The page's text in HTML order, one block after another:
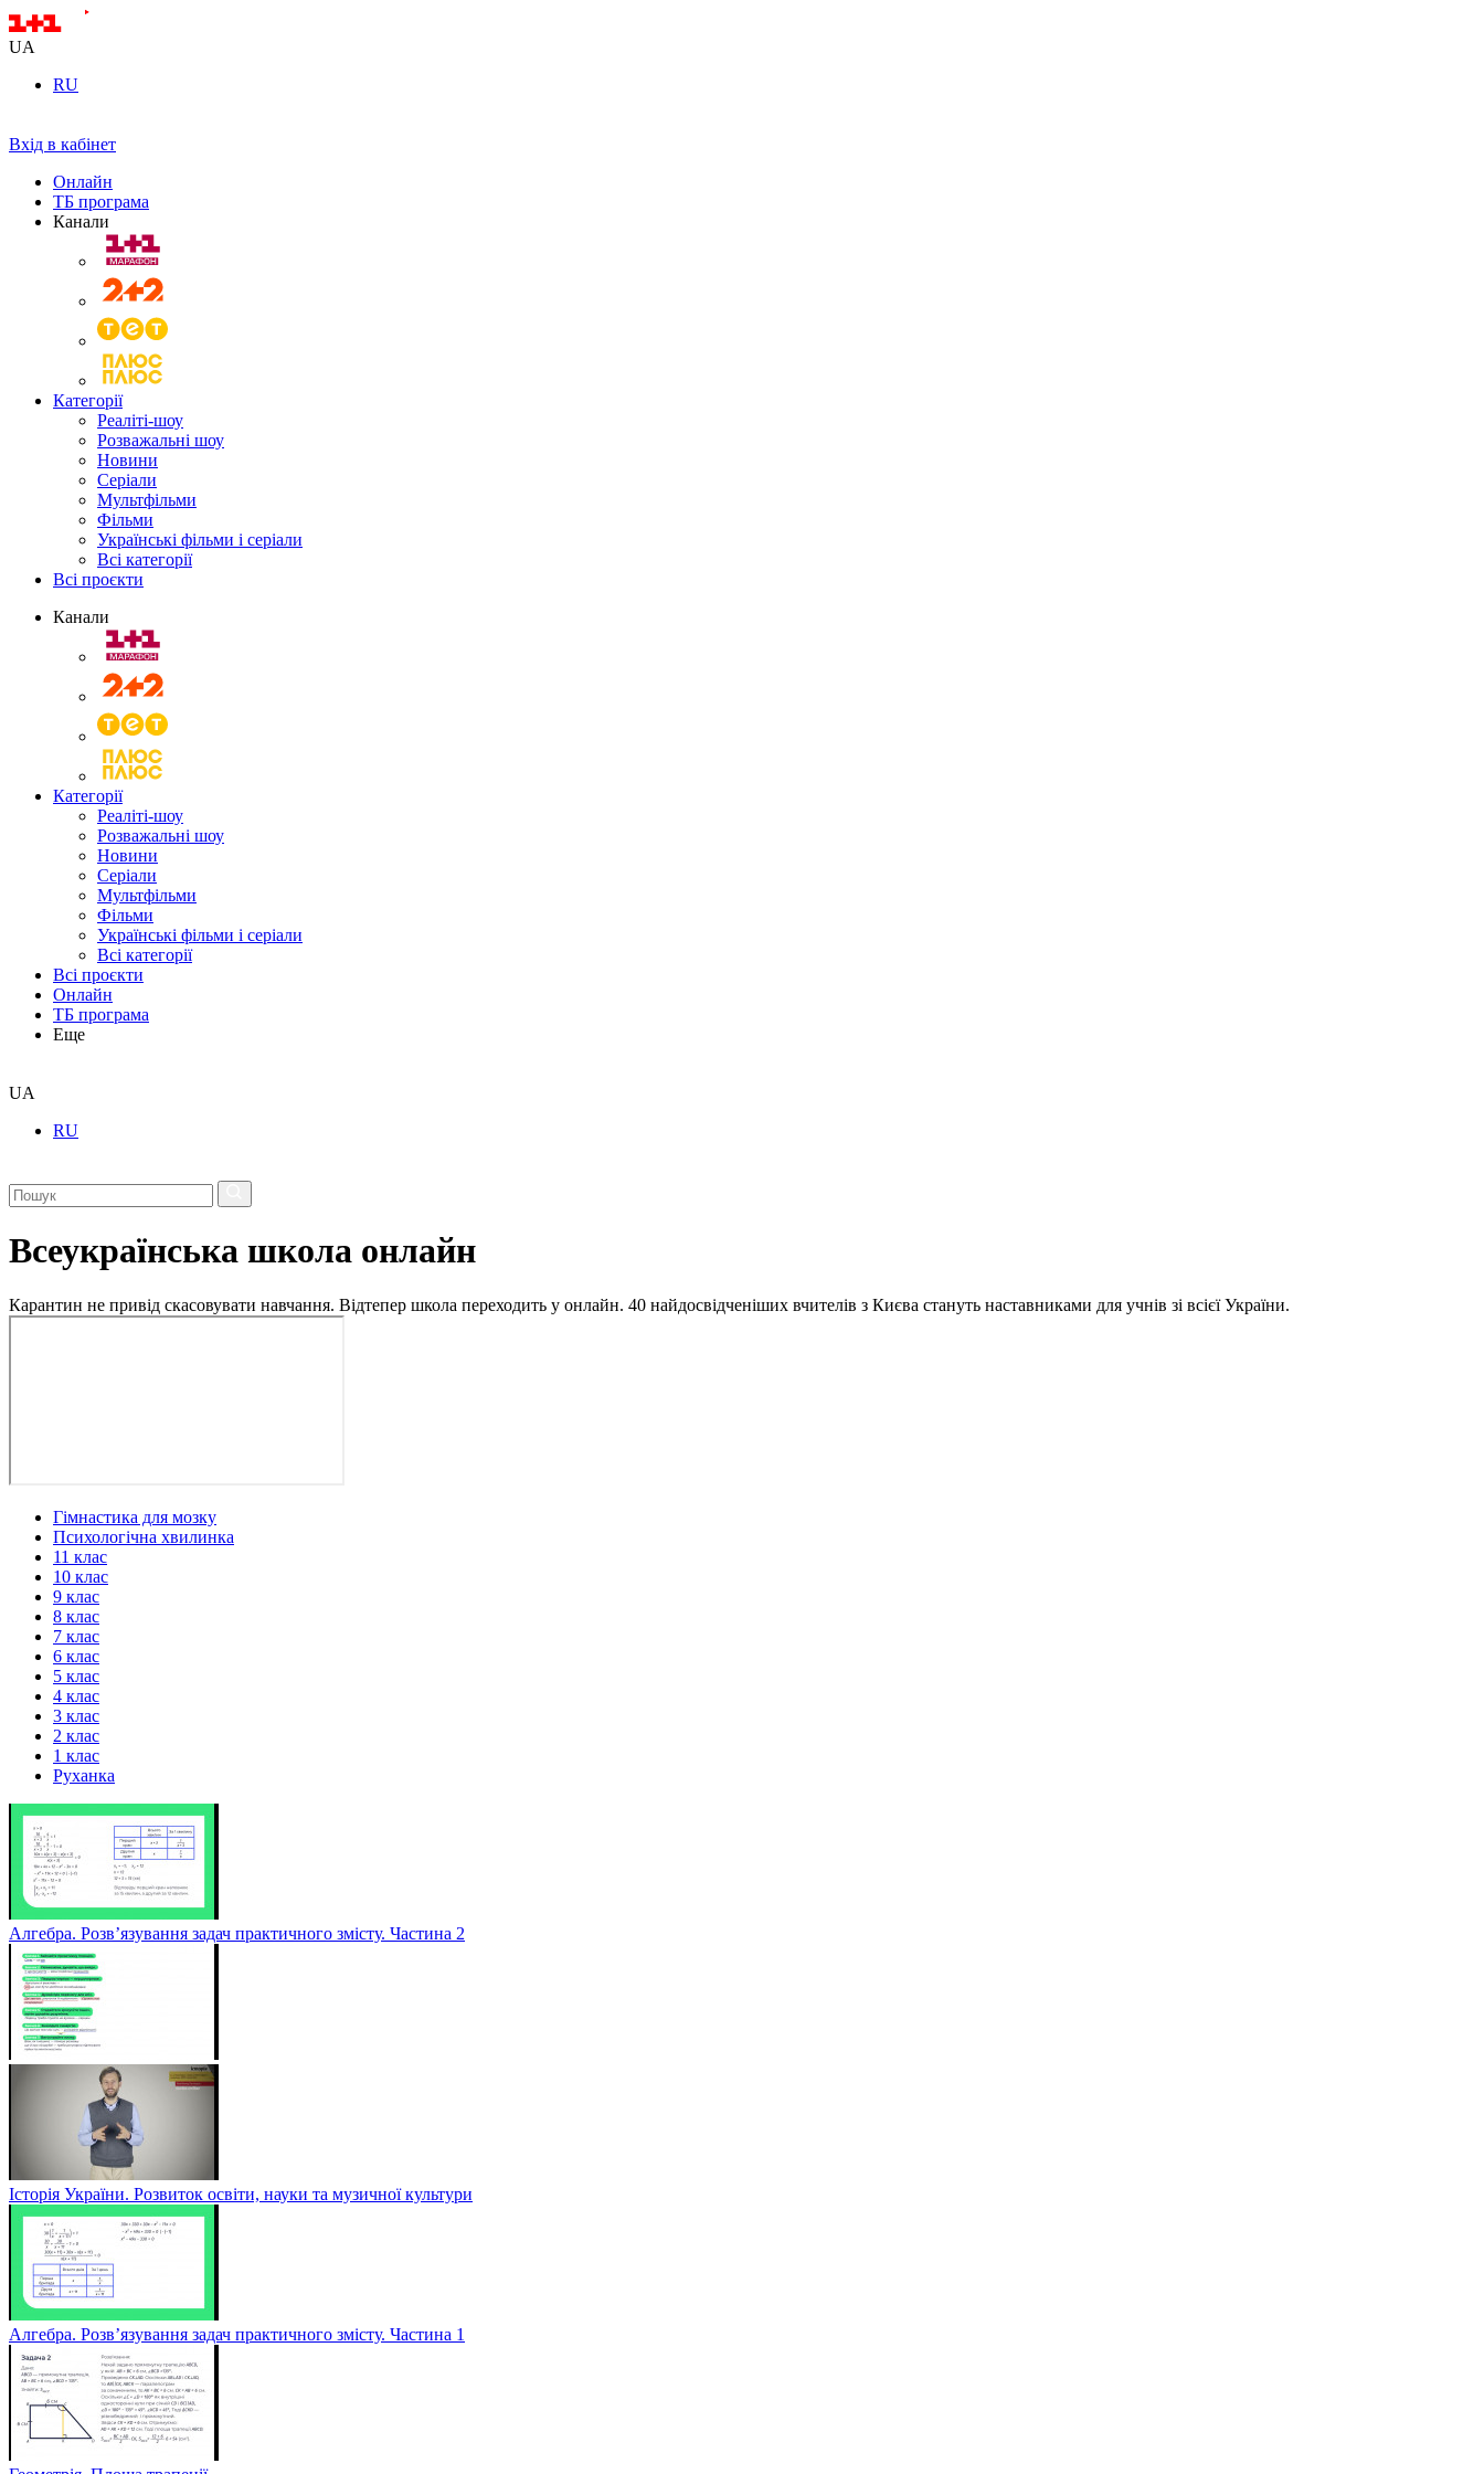
UA
RU
Вхід в кабінет
Онлайн
ТБ програма
Канали
Категорії
Реаліті-шоу
Розважальні шоу
Новини
Серіали
Мультфільми
Фільми
Українські фільми і серіали
Всі категорії
Всі проєкти
Канали
Категорії
Реаліті-шоу
Розважальні шоу
Новини
Серіали
Мультфільми
Фільми
Українські фільми і серіали
Всі категорії
Всі проєкти
Онлайн
ТБ програма
Еще
UA
RU
Всеукраїнська школа онлайн
Карантин не привід скасовувати навчання. Відтепер школа переходить у онлайн. 40 найдосвідченіших вчителів з Києва стануть наставниками для учнів зі всієї України.
Гімнастика для мозку
Психологічна хвилинка
11 клас
10 клас
9 клас
8 клас
7 клас
6 клас
5 клас
4 клас
3 клас
2 клас
1 клас
Руханка
Алгебра. Розв’язування задач практичного змісту. Частина 2
Історія України. Розвиток освіти, науки та музичної культури
Алгебра. Розв’язування задач практичного змісту. Частина 1